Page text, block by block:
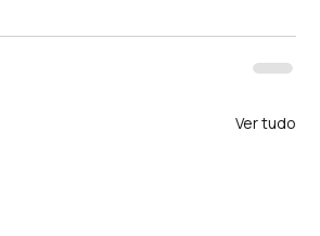
Ver tudo